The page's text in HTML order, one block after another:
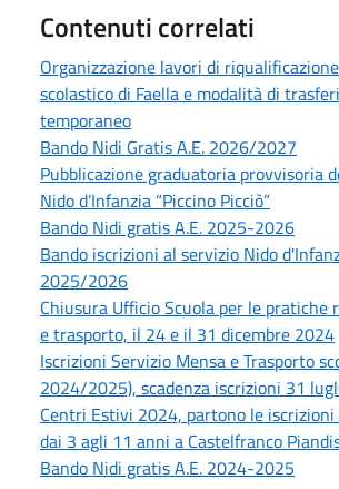
Contenuti correlati
Organizzazione lavori di
scolastico di Faella e modalità di
temporaneo
Bando Nidi Gratis A.E. 2026/2027
Pubblicazione graduatoria provvisoria
Nido d’Infanzia “Piccino Picciò”
Bando Nidi gratis A.E. 2025-2026
Bando iscrizioni al servizio Nido
2025/2026
Chiusura Ufficio Scuola per le pratiche
e trasporto, il 24 e il 31 dicembre 2024
Iscrizioni Servizio Mensa e Trasporto
2024/2025), scadenza iscrizioni 31
Centri Estivi 2024, partono le
dai 3 agli 11 anni a Castelfranco
Bando Nidi gratis A.E. 2024-2025